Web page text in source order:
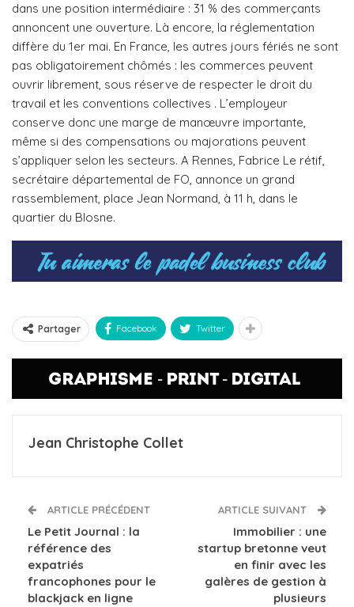
dans une position intermédiaire : 31 % des commerçants
annoncent une ouverture. Là encore, la réglementation
diffère du 1er mai. En France, les autres jours fériés ne sont
pas obligatoirement chômés : les commerces peuvent
ouvrir librement, sous réserve de respecter le droit du
travail et les conventions collectives . L’employeur
conserve donc une marge de manœuvre importante,
même si des compensations ou majorations peuvent
s’appliquer selon les secteurs. A Rennes, Fabrice Le rétif,
secrétaire départemental de FO, annonce un grand
rassemblement, place Jean Normand, à 11 h, dans le
quartier du Blosne.
Partager Facebook Twitter
Jean Christophe Collet
ARTICLE PRÉCÉDENT
Le Petit Journal : la
référence des
expatriés
francophones pour le
blackjack en ligne
ARTICLE SUIVANT
Immobilier : une
startup bretonne veut
en finir avec les
galères de gestion à
plusieurs